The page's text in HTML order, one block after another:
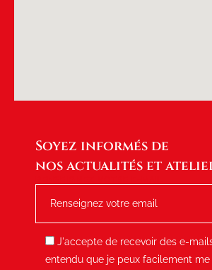
Soyez informés de
nos actualités et
J'accepte de recevoir des e-
entendu que je peux facilement